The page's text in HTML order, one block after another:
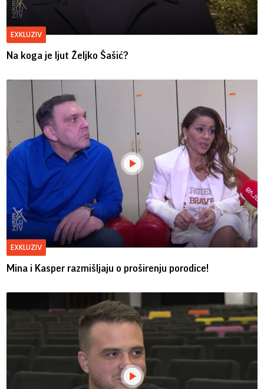
EXKLUZIV
Na koga je ljut Željko Šašić?
EXKLUZIV
Mina i Kasper razmišljaju o proširenju porodice!